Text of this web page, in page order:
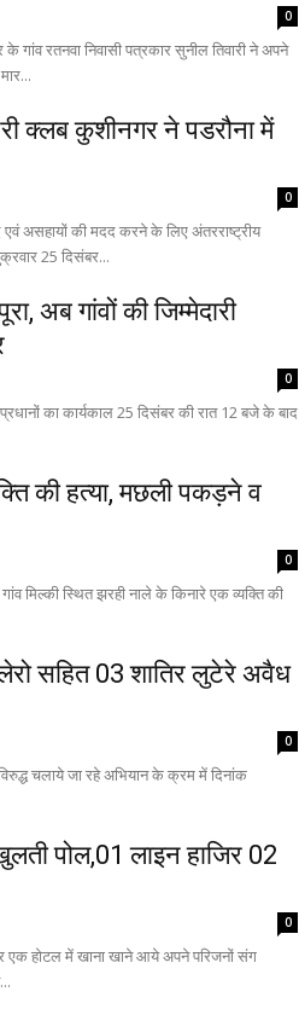
0
के गांव रतनवा निवासी पत्रकार सुनील तिवारी ने अपने
क्लब कुशीनगर ‌ने पडरौना में
0
असहायों की मदद करने के लिए अंतरराष्ट्रीय
25 दिसंबर...
अब गांवों की जिम्मेदारी
0
का कार्यकाल 25 दिसंबर की रात 12 बजे के बाद
की हत्या, मछली पकड़ने व
0
मिल्की स्थित झरही नाले के किनारे एक व्यक्ति की
सहित 03 शातिर लुटेरे अवैध
0
चलाये जा रहे अभियान के क्रम में दिनांक
पोल,01 लाइन हाजिर 02
0
एक होटल में खाना खाने आये अपने परिजनों संग